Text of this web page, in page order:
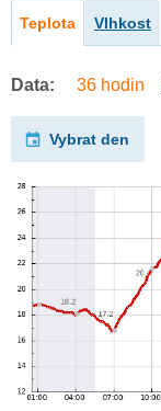
Teplota Vlhkost
Data: 36 hodin
Vybrat den